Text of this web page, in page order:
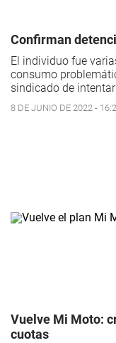
Confirman
El individuo fue
consumo
sindicado de
8 DE JUNIO DE 2022 -
Vuelve Mi Moto:
cuotas